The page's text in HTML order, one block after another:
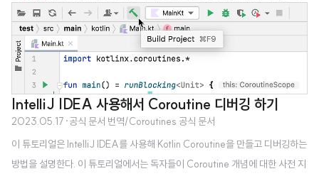
전 지식은 필요하지 않습니다. 당신은 다음의 사항들에 대해 배울 것입니다. 네
트워크 요청을 하기 위해 일시 중단 함수를 왜 그리고 어떻게 사용해야 하는지
Coroutines을 사용하여 요청을 동시에 보낼 수 있는 방법 서로 다른 Coroutin
es 간에 Channels를 이용하여 정보를 공유하는 방법 네트워크 요청들을 위해
서 Retrofit 라이브러리를 필요로 하지만, 이 튜토리얼에서 보여지는 접근 방식
은 보편적이고 Coroutines를 지원하는 다른..
IntelliJ IDEA 사용해서 Coroutine 디버깅 하기
2023.05.17 ·공식 문서 번역/Coroutines 공식 문서
이 튜토리얼은 IntelliJ IDEA를 사용해 Kotlin Coroutine을 만들고 디버깅하는
방법을 설명한다. 이 튜토리얼에서는 독자들이 Coroutine 개념에 대한 사전 지